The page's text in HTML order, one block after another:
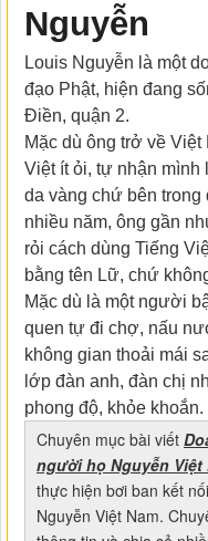
Nguyễn
Louis Nguyễn là một
đạo Phật, hiện đang
Điền, quận 2.
Mặc dù ông trở về
Việt ít ỏi, tự nhận mình
da vàng chứ bên
nhiều năm, ông gần
rỏi cách dùng Tiếng
bằng tên Lữ, chứ
Mặc dù là một người
quen tự đi chợ, nấu
không gian thoải mái
lớp đàn anh, đàn chị
phong độ, khỏe khoắn.
Chuyên mục bài viết
người họ Nguyễn Việt
thực hiện bơi ban kết
Nguyễn Việt Nam.